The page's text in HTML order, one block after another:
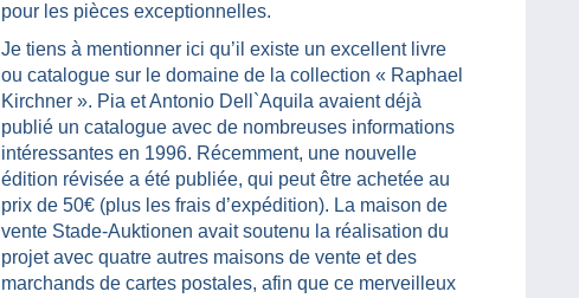
pour les pièces exceptionnelles.
Je tiens à mentionner ici qu’il existe un excellent livre
ou catalogue sur le domaine de la collection « Raphael
Kirchner ». Pia et Antonio Dell`Aquila avaient déjà
publié un catalogue avec de nombreuses informations
intéressantes en 1996. Récemment, une nouvelle
édition révisée a été publiée, qui peut être achetée au
prix de 50€ (plus les frais d’expédition). La maison de
vente Stade-Auktionen avait soutenu la réalisation du
projet avec quatre autres maisons de vente et des
marchands de cartes postales, afin que ce merveilleux